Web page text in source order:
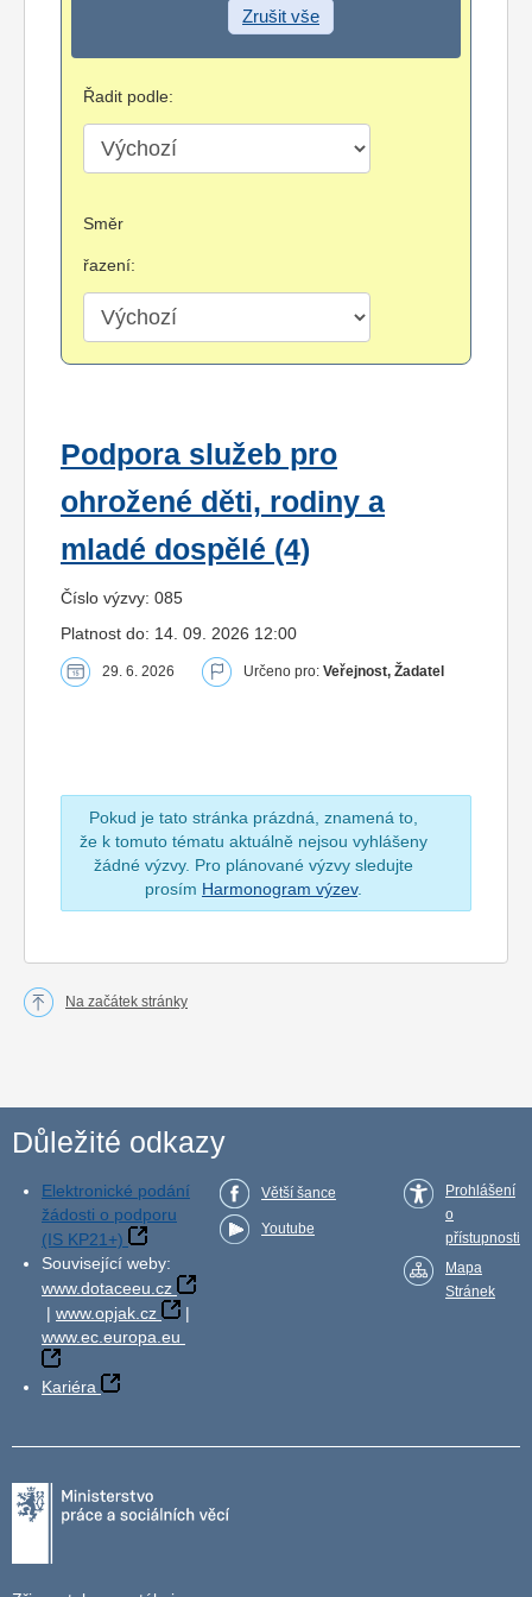
Zrušit vše
Řadit podle:
Směr
řazení:
Podpora služeb pro
ohrožené děti, rodiny a
mladé dospělé (4)
Číslo výzvy: 085
Platnost do: 14. 09. 2026 12:00
29. 6. 2026 Určeno pro: Veřejnost, Žadatel
Pokud je tato stránka prázdná, znamená to,
že k tomuto tématu aktuálně nejsou vyhlášeny
žádné výzvy. Pro plánované výzvy sledujte
prosím Harmonogram výzev.
Na začátek stránky
Důležité odkazy
Elektronické podání
žádosti o podporu
(IS KP21+)
Související weby:
www.dotaceeu.cz
| www.opjak.cz
|
www.ec.europa.eu
Kariéra
Větší šance
Youtube
Prohlášení
o
přístupnosti
Mapa
Stránek